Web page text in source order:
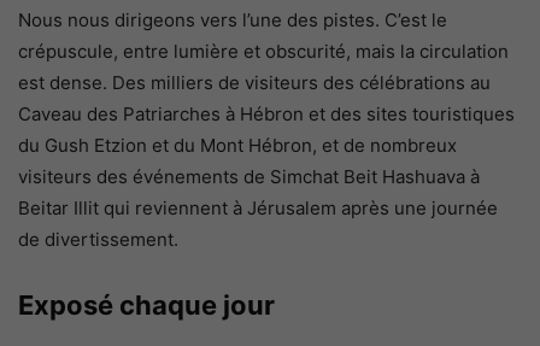
Nous nous dirigeons vers l’une des pistes. C’est le
crépuscule, entre lumière et obscurité, mais la circulation
est dense. Des milliers de visiteurs des célébrations au
Caveau des Patriarches à Hébron et des sites touristiques
du Gush Etzion et du Mont Hébron, et de nombreux
visiteurs des événements de Simchat Beit Hashuava à
Beitar Illit qui reviennent à Jérusalem après une journée
de divertissement.
Exposé chaque jour